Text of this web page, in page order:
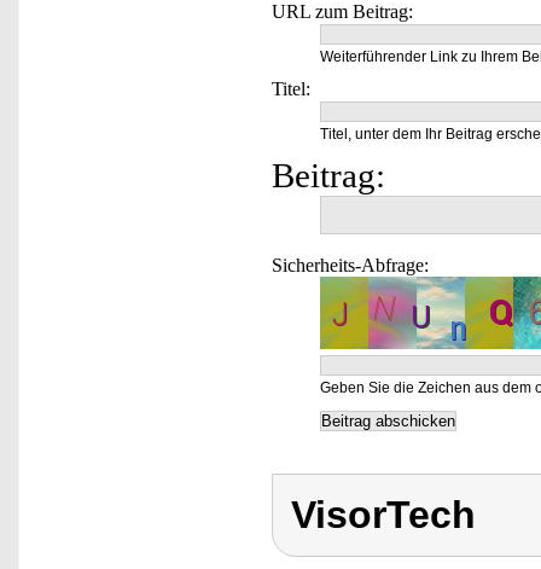
URL zum Beitrag:
Weiterführender Link zu Ihrem
Titel:
Titel, unter dem Ihr Beitrag
Beitrag:
Sicherheits-Abfrage:
Geben Sie die Zeichen aus dem
VisorTech